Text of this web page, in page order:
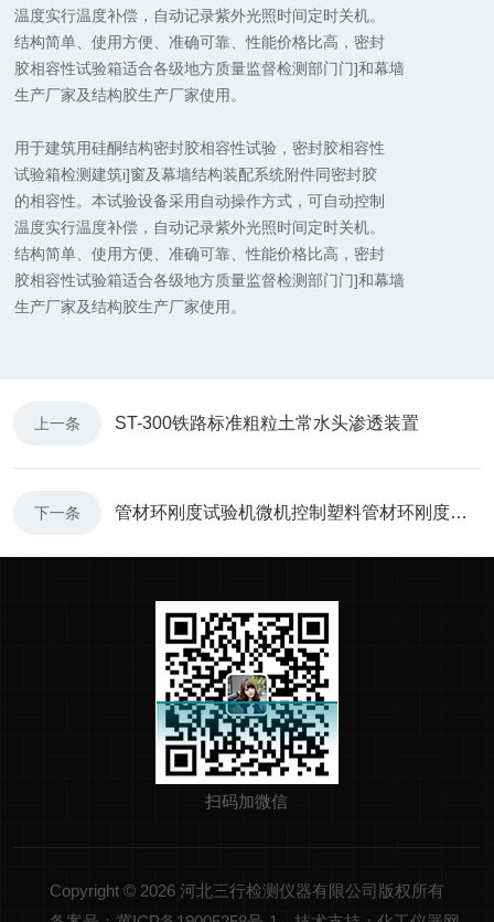
温度实行温度补偿，自动记录紫外光照时间定时关机。
结构简单、使用方便、准确可靠、性能价格比高，密封
胶相容性试验箱适合各级地方质量监督检测部门门]和幕墙
生产厂家及结构胶生产厂家使用。
用于建筑用硅酮结构密封胶相容性试验，密封胶相容性
试验箱检测建筑i]窗及幕墙结构装配系统附件同密封胶
的相容性。本试验设备采用自动操作方式，可自动控制
温度实行温度补偿，自动记录紫外光照时间定时关机。
结构简单、使用方便、准确可靠、性能价格比高，密封
胶相容性试验箱适合各级地方质量监督检测部门门]和幕墙
生产厂家及结构胶生产厂家使用。
上一条 ST-300铁路标准粗粒土常水头渗透装置
下一条 管材环刚度试验机微机控制塑料管材环刚度试验机波纹管压力试验机
扫码加微信
Copyright © 2026 河北三行检测仪器有限公司版权所有